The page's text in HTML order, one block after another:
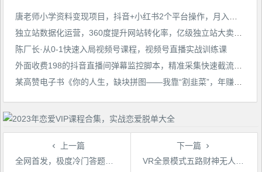
陈厂长·从0-1快速入局视频号课程，视频号直播实战训练课
上一篇
全网首发，极度冷门答题项目，一月6000，只需复制粘贴【揭秘】
下一篇
VR全景模式五路财神无人直播玩法，抖音目前最火的玩法独家制作【吸金又吸睛】